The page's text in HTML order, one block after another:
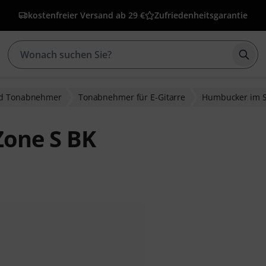
kostenfreier Versand ab 29 € Zufriedenheitsgarantie
Tonabnehmer Tonabnehmer für E-Gitarre Humbucker im
S BK